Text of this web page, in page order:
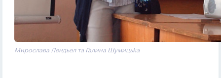
Мирослава Лендьел та Галина Шумицька